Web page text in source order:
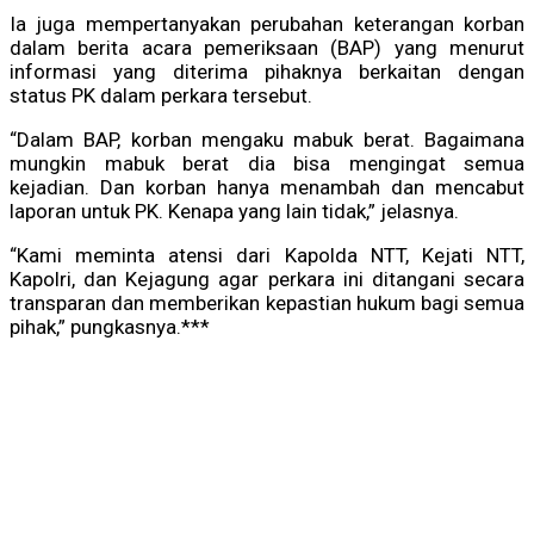
Ia juga mempertanyakan perubahan keterangan korban
dalam berita acara pemeriksaan (BAP) yang menurut
informasi yang diterima pihaknya berkaitan dengan
status PK dalam perkara tersebut.
“Dalam BAP, korban mengaku mabuk berat. Bagaimana
mungkin mabuk berat dia bisa mengingat semua
kejadian. Dan korban hanya menambah dan mencabut
laporan untuk PK. Kenapa yang lain tidak,” jelasnya.
“Kami meminta atensi dari Kapolda NTT, Kejati NTT,
Kapolri, dan Kejagung agar perkara ini ditangani secara
transparan dan memberikan kepastian hukum bagi semua
pihak,” pungkasnya.***